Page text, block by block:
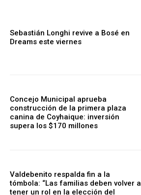
Sebastián Longhi revive a Bosé en
Dreams este viernes
Concejo Municipal aprueba
construcción de la primera plaza
canina de Coyhaique: inversión
supera los $170 millones
Valdebenito respalda fin a la
tómbola: “Las familias deben volver a
tener un rol en la elección del